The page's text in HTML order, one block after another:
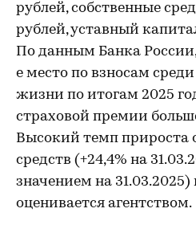
рублей, собственные
рублей, уставный
По данным Банка
е место по взносам
жизни по итогам 2025
страховой премии
Высокий темп прироста
средств (+24,4% на
значением на
оценивается агентством.